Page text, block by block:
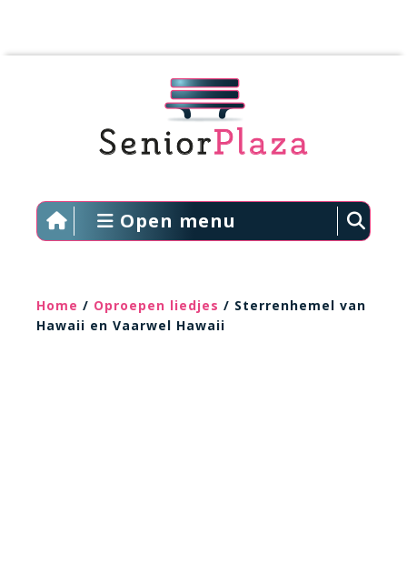
Open menu
Home / Oproepen liedjes / Sterrenhemel van
Hawaii en Vaarwel Hawaii